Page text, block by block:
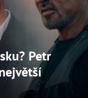
Petr